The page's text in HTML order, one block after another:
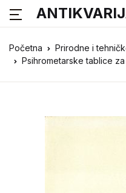
Početna Prirodne i
Psihrometarske tablice